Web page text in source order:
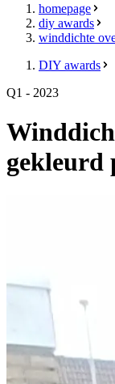
homepage
diy awards
winddichte
DIY awards
Q1 - 2023
gekleurd